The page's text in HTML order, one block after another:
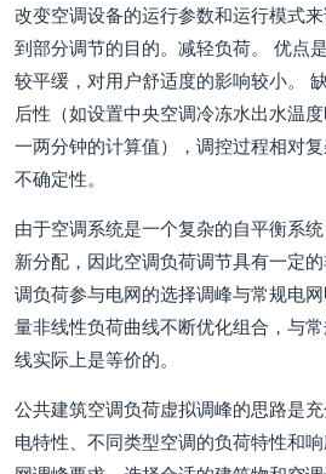
改变空调设备的运行参数和运行模式
到部分调节的目的。减轻负荷。 优点
较平缓，对用户舒适度的影响较小。
后性（如设置中央空调冷冻水出水温
一两分钟的计算值），调控过程相对
不确定性。
由于空调系统是一个复杂的自平衡系
新分配，因此空调负荷调节具有一定
调负荷参与电网的选择调峰与常规电
量非线性负荷曲线不断优化组合，与
线实际上是等价的。
公共建筑空调负荷虚拟调峰的思路是
电特性、不同类型空调的负荷特性和